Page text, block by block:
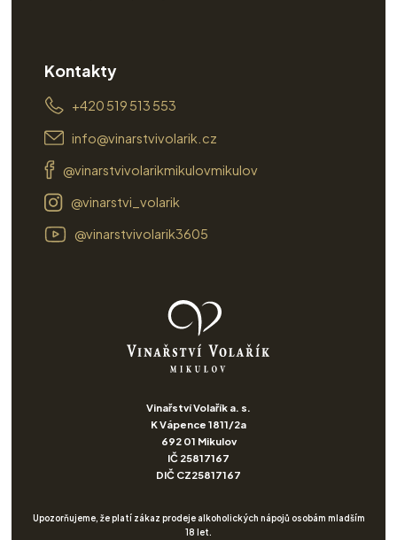
Kontakty
+420 519 513 553
info@vinarstvivolarik.cz
@vinarstvivolarikmikulovmikulov
@vinarstvi_volarik
@vinarstvivolarik3605
Vinařství Volařík a. s.
K Vápence 1811/2a
692 01 Mikulov
IČ 25817167
DIČ CZ25817167
Upozorňujeme, že platí zákaz prodeje alkoholických nápojů osobám mladším
18 let.